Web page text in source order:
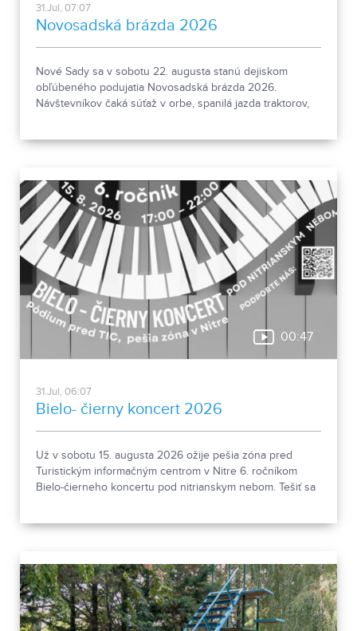
31.Jul, 07:07
Novosadská brázda 2026
Nové Sady sa v sobotu 22. augusta stanú dejiskom
obľúbeného podujatia Novosadská brázda 2026.
Návštevníkov čaká súťaž v orbe, spanilá jazda traktorov,
00:47
31.Jul, 06:07
Bielo- čierny koncert 2026
Už v sobotu 15. augusta 2026 ožije pešia zóna pred
Turistickým informačným centrom v Nitre 6. ročníkom
Bielo-čierneho koncertu pod nitrianskym nebom. Tešiť sa
letný večer plný hudby, dobrej nálady a výnimočnej
atmosféry. Tešíme sa na vás! Vstup je voľný.